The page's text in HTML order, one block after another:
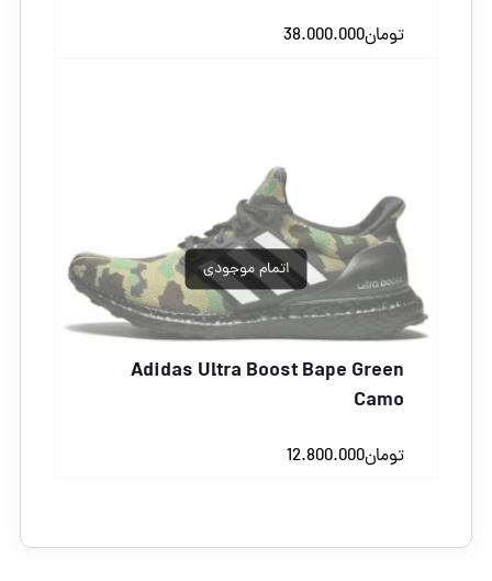
تومان38.000.000
Adidas Ultra Boost Bape Green
Camo
تومان12.800.000